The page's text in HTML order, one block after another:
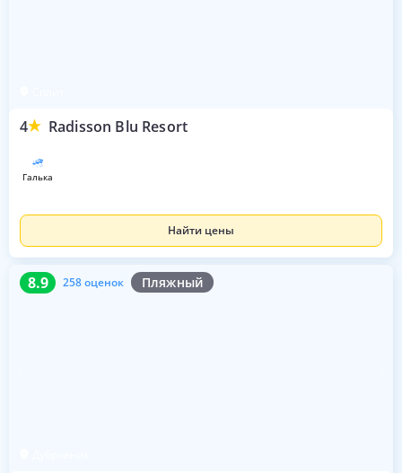
4 Radisson Blu Resort
галька
Найти цены
8.9 258 оценок Пляжный
8.9 258 оценок